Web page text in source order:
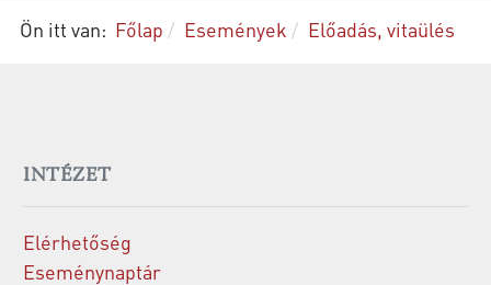
Ön itt van: Főlap Események Előadás, vitaülés
INTÉZET
Elérhetőség
Eseménynaptár